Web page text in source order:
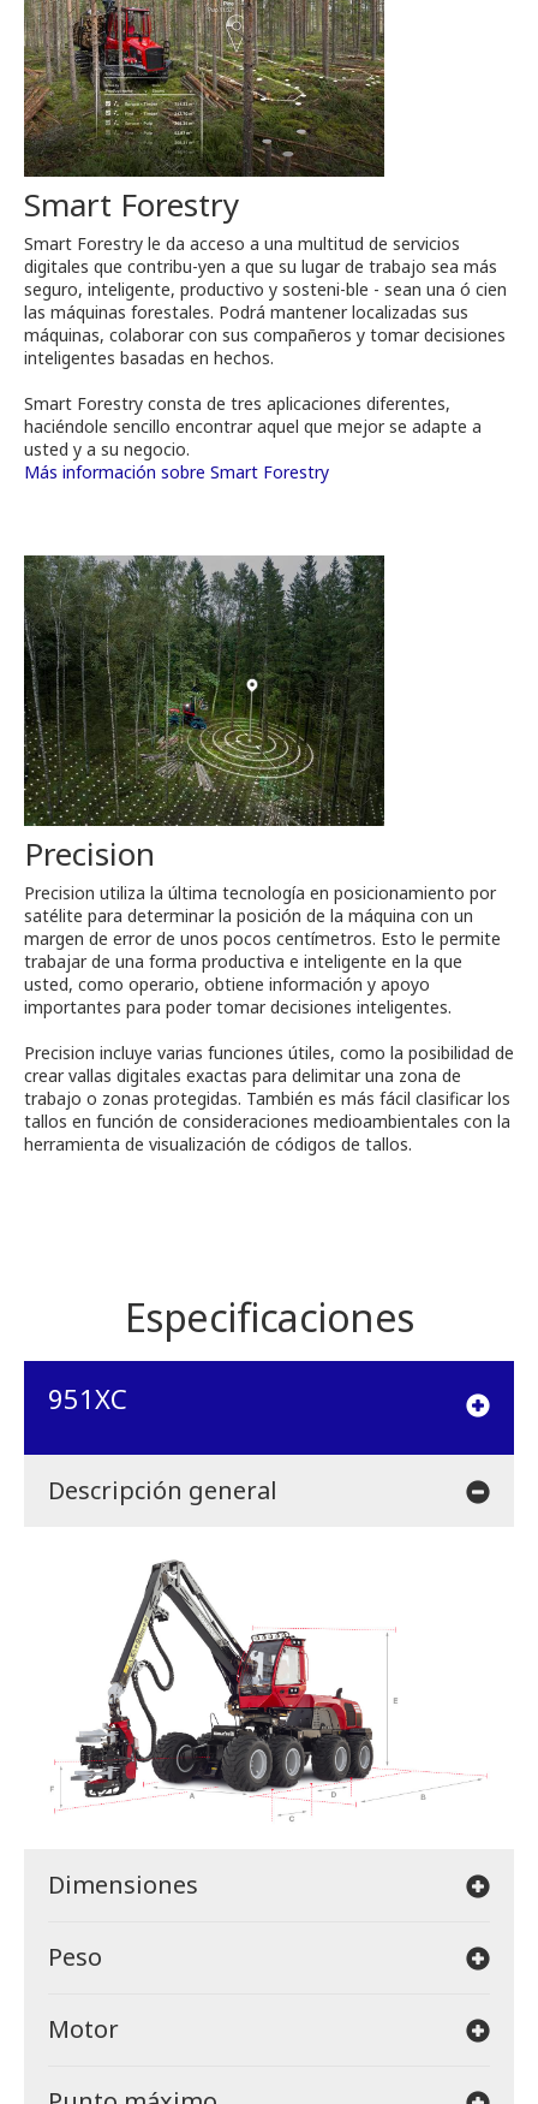
Smart Forestry
Smart Forestry le da acceso a una multitud de servicios
digitales que contribu-yen a que su lugar de trabajo sea más
seguro, inteligente, productivo y sosteni-ble - sean una ó cien
las máquinas forestales. Podrá mantener localizadas sus
máquinas, colaborar con sus compañeros y tomar decisiones
inteligentes basadas en hechos.
Smart Forestry consta de tres aplicaciones diferentes,
haciéndole sencillo encontrar aquel que mejor se adapte a
usted y a su negocio.
Más información sobre Smart Forestry
Precision
Precision utiliza la última tecnología en posicionamiento por
satélite para determinar la posición de la máquina con un
margen de error de unos pocos centímetros. Esto le permite
trabajar de una forma productiva e inteligente en la que
usted, como operario, obtiene información y apoyo
importantes para poder tomar decisiones inteligentes.
Precision incluye varias funciones útiles, como la posibilidad de
crear vallas digitales exactas para delimitar una zona de
trabajo o zonas protegidas. También es más fácil clasificar los
tallos en función de consideraciones medioambientales con la
herramienta de visualización de códigos de tallos.
Especificaciones
951XC
Descripción general
Dimensiones
Peso
Motor